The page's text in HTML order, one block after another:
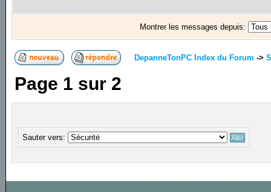
Montrer les messages depuis:
DepanneTonPC Index du Forum ->
Page 1 sur 2
Sauter vers: